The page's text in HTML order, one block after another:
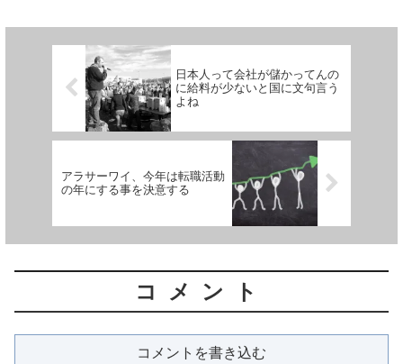
日本人って会社が儲かってんの
に給料が少ないと国に文句言う
よね
アラサーワイ、今年は転職活動
の年にする事を決意する
コメント
コメントを書き込む